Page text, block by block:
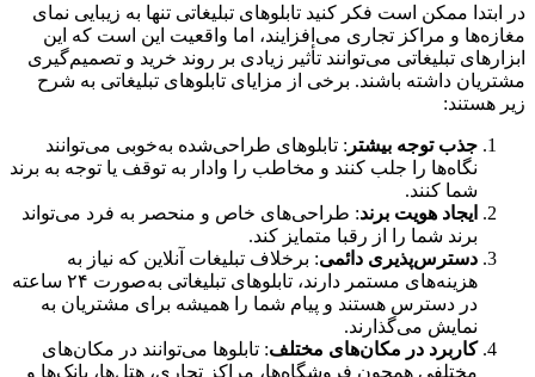
در ابتدا ممکن است فکر کنید تابلوهای تبلیغاتی تنها به زیبایی نمای
مغازه‌ها و مراکز تجاری می‌افزایند، اما واقعیت این است که این
ابزارهای تبلیغاتی می‌توانند تأثیر زیادی بر روند خرید و تصمیم‌گیری
مشتریان داشته باشند. برخی از مزایای تابلوهای تبلیغاتی به شرح
زیر هستند:
جذب توجه بیشتر : تابلوهای طراحی‌شده به‌خوبی می‌توانند
نگاه‌ها را جلب کنند و مخاطب را وادار به توقف یا توجه به برند
شما کنند.
ایجاد هویت برند: طراحی‌های خاص و منحصر به فرد می‌تواند
برند شما را از رقبا متمایز کند.
دسترس‌پذیری دائمی: برخلاف تبلیغات آنلاین که نیاز به
هزینه‌های مستمر دارند، تابلوهای تبلیغاتی به‌صورت ۲۴ ساعته
در دسترس هستند و پیام شما را همیشه برای مشتریان به
نمایش می‌گذارند.
کاربرد در مکان‌های مختلف: تابلوها می‌توانند در مکان‌های
مختلفی همچون فروشگاه‌ها، مراکز تجاری، هتل‌ها، بانک‌ها و